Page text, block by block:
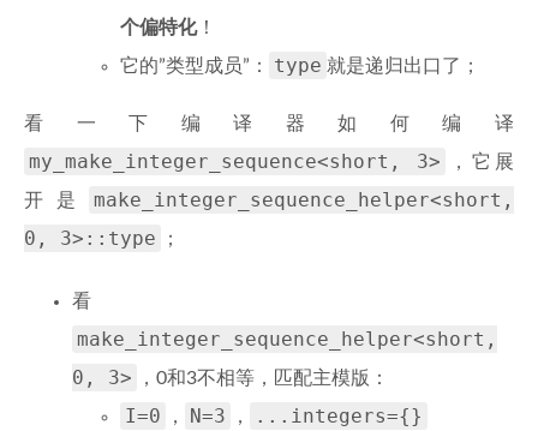
个偏特化！
它的”类型成员”：
type 就是递归出口了；
看一下编译器如何编译
my_make_integer_sequence<short, 3>
，它展
开是
make_integer_sequence_helper<short,
0, 3>::type
；
看
make_integer_sequence_helper<short,
0, 3>
，0和3不相等，匹配主模版：
I=0 ， N=3 ， ...integers={}